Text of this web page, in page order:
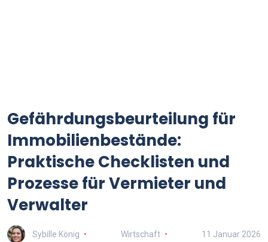
Gefährdungsbeurteilung für
Immobilienbestände:
Praktische Checklisten und
Prozesse für Vermieter und
Verwalter
Sybille König Wirtschaft 11 Januar 2026